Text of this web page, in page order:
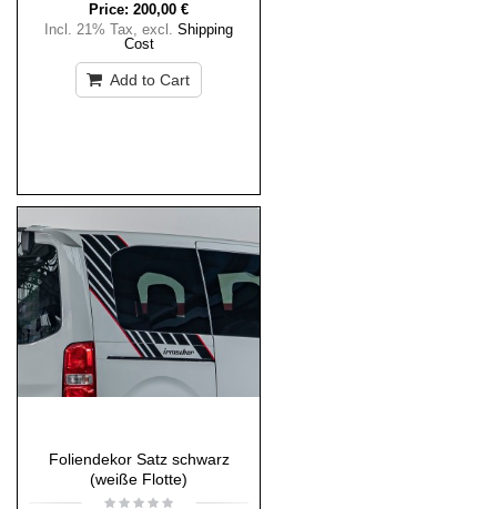
Price: 200,00 €
Incl. 21% Tax, excl. Shipping
Cost
Add to Cart
Foliendekor Satz schwarz
(weiße Flotte)